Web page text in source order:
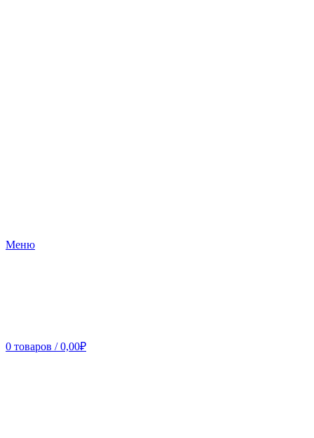
Меню
0 товаров / 0,00₽